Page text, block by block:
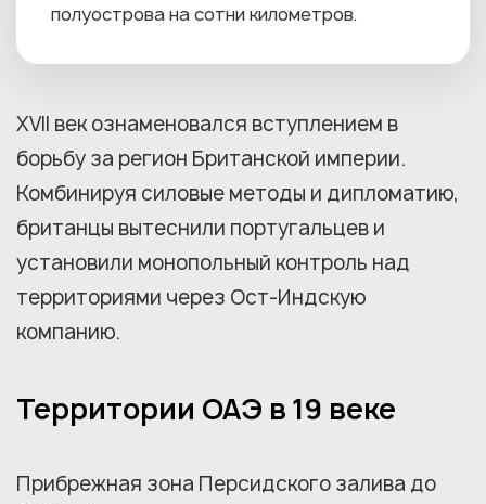
полуострова на сотни километров.
XVII век ознаменовался вступлением в
борьбу за регион Британской империи.
Комбинируя силовые методы и дипломатию,
британцы вытеснили португальцев и
установили монопольный контроль над
территориями через Ост-Индскую
компанию.
Территории ОАЭ в 19 веке
Прибрежная зона Персидского залива до